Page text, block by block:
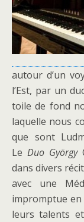
autour d’un
l’Est, par un
toile de fond
laquelle nous
que sont
Le Duo György
dans divers
avec une
impromptue en
leurs talents